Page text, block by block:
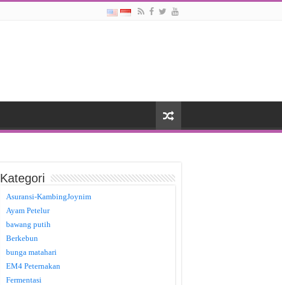
Kategori
Asuransi-KambingJoynim
Ayam Petelur
bawang putih
Berkebun
bunga matahari
EM4 Peternakan
Fermentasi